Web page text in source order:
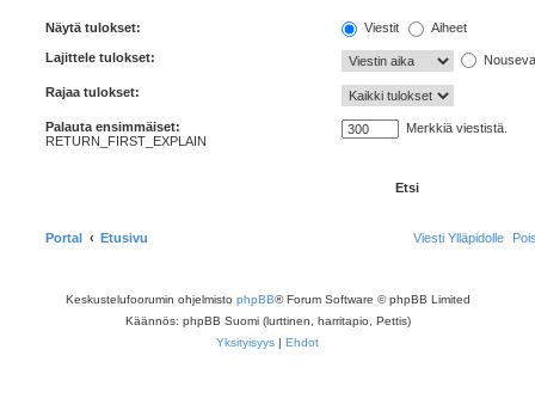
Näytä tulokset: Viestit Aiheet
Lajittele tulokset:
Rajaa tulokset:
Palauta ensimmäiset:
RETURN_FIRST_EXPLAIN
Merkkiä viestistä.
Portal Etusivu Viesti Ylläpidolle
Keskustelufoorumin ohjelmisto phpBB® Forum Software © phpBB Limited
Käännös: phpBB Suomi (lurttinen, harritapio, Pettis)
Yksityisyys | Ehdot